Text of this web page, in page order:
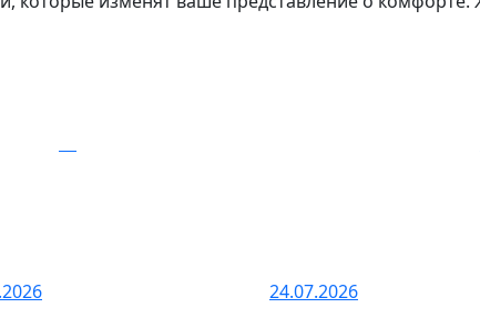
24.07.2026